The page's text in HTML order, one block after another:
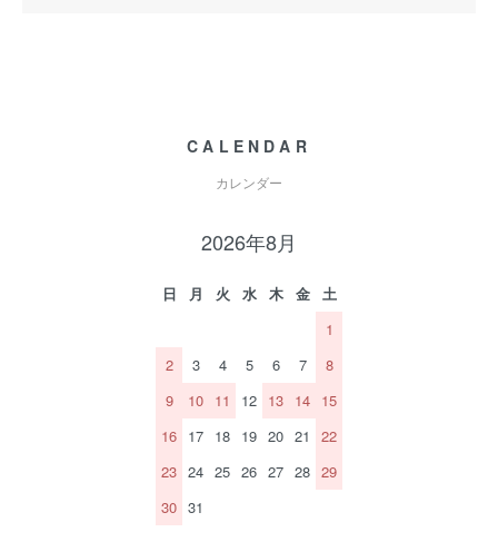
CALENDAR
カレンダー
2026年8月
日 月 火 水 木 金
土
1
2
3 4 5 6 7
8
9
10 11 12 13 14 15
16 17 18 19 20 21
22
23 24 25 26 27 28 29
30 31